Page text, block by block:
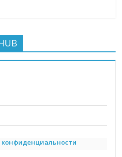
конфиденциальности